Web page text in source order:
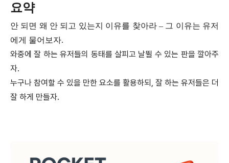
요약
안 되면 왜 안 되고 있는지 이유를 찾아라 – 그 이유는 유저
에게 물어보자.
와중에 잘 하는 유저들의 동태를 살피고 날뛸 수 있는 판을 깔아주
자.
누구나 참여할 수 있을 만한 요소를 활용하되, 잘 하는 유저들은 더
잘 하게 만들자.